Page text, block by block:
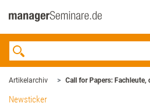
Artikelarchiv Call for Papers: Fachleute,
Newsticker